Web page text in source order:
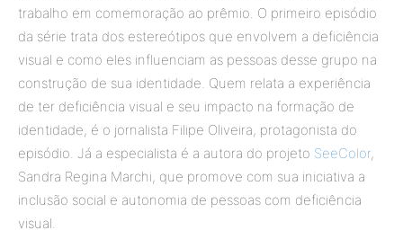
trabalho em comemoração ao prêmio. O primeiro episódio
da série trata dos estereótipos que envolvem a deficiência
visual e como eles influenciam as pessoas desse grupo na
construção de sua identidade. Quem relata a experiência
de ter deficiência visual e seu impacto na formação de
identidade, é o jornalista Filipe Oliveira, protagonista do
episódio. Já a especialista é a autora do projeto SeeColor,
Sandra Regina Marchi, que promove com sua iniciativa a
inclusão social e autonomia de pessoas com deficiência
visual.